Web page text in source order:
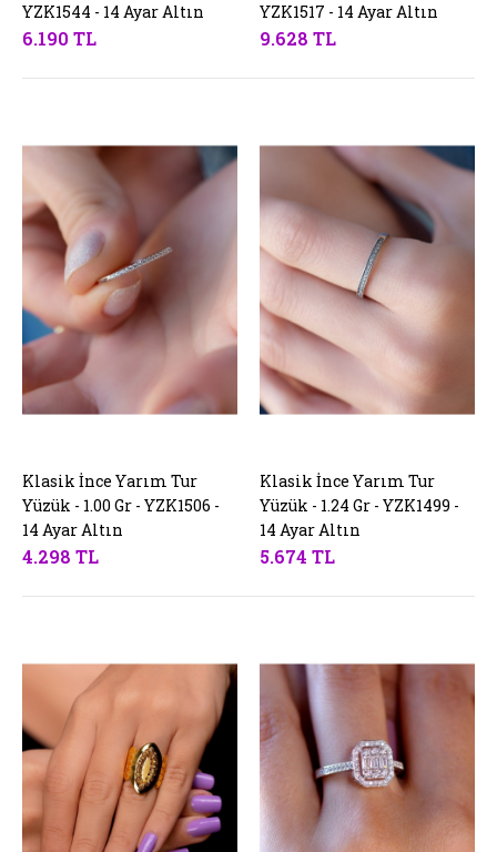
YZK1544 - 14 Ayar Altın
6.190 TL
YZK1517 - 14 Ayar Altın
9.628 TL
SEPETE EKLE
Klasik İnce Yarım Tur
Yüzük - 1.00 Gr - YZK1506 -
14 Ayar Altın
4.298 TL
SEPETE EKLE
Klasik İnce Yarım Tur
Yüzük - 1.24 Gr - YZK1499 -
14 Ayar Altın
5.674 TL